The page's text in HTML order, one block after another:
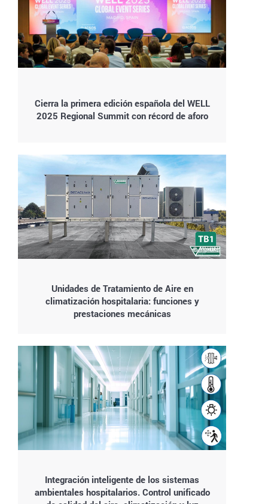
Cierra la primera edición española del WELL
2025 Regional Summit con récord de aforo
Unidades de Tratamiento de Aire en
climatización hospitalaria: funciones y
prestaciones mecánicas
Integración inteligente de los sistemas
ambientales hospitalarios. Control unificado